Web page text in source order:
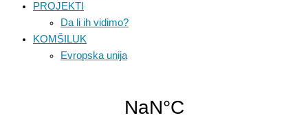
PROJEKTI
Da li ih vidimo?
KOMŠILUK
Evropska unija